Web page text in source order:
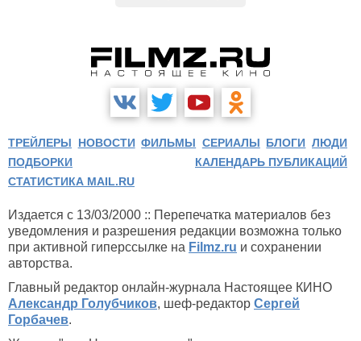
ТРЕЙЛЕРЫ НОВОСТИ ФИЛЬМЫ СЕРИАЛЫ БЛОГИ ЛЮДИ
ПОДБОРКИ
КАЛЕНДАРЬ ПУБЛИКАЦИЙ
СТАТИСТИКА MAIL.RU
Издается с 13/03/2000 :: Перепечатка материалов без
уведомления и разрешения редакции возможна только
при активной гиперссылке на Filmz.ru и сохранении
авторства.
Главный редактор онлайн-журнала Настоящее КИНО
Александр Голубчиков, шеф-редактор Сергей
Горбачев.